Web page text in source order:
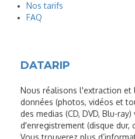
Nos tarifs
FAQ
DATARIP
Nous réalisons l'extraction et
données (photos, vidéos et
des medias (CD, DVD, Blu-
d'enregistrement (disque dur,
Vous trouverez plus